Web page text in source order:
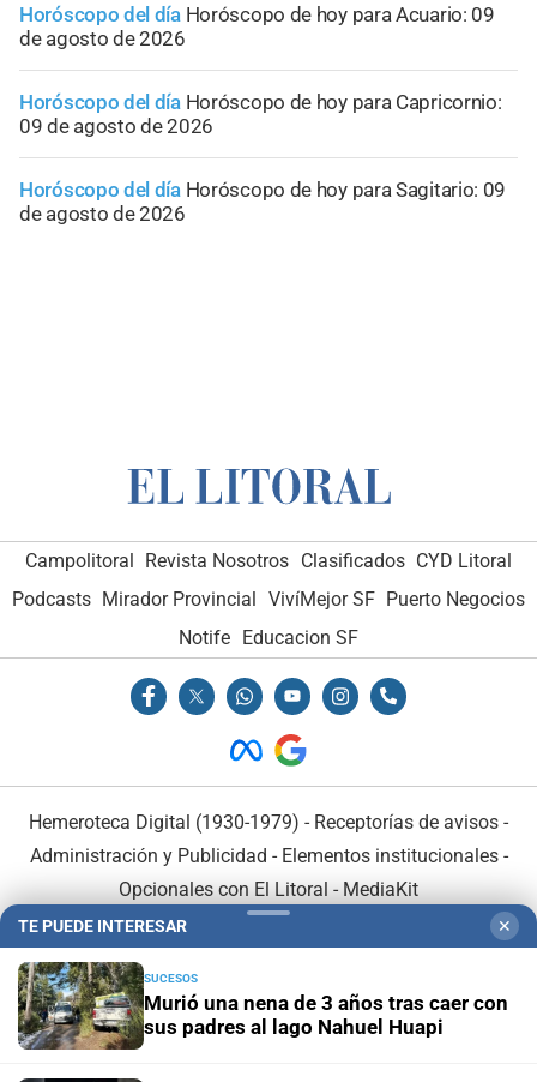
Horóscopo del día Horóscopo de hoy para Acuario: 09
de agosto de 2026
Horóscopo del día Horóscopo de hoy para Capricornio:
09 de agosto de 2026
Horóscopo del día Horóscopo de hoy para Sagitario: 09
de agosto de 2026
Campolitoral Revista Nosotros Clasificados CYD Litoral
Podcasts Mirador Provincial VivíMejor SF Puerto Negocios
Notife
Educacion SF
Hemeroteca Digital (1930-1979) - Receptorías de avisos -
Administración y Publicidad - Elementos institucionales-
Opcionales con El Litoral - MediaKit
TE PUEDE INTERESAR ✕
SUCESOS
Murió una nena de 3 años tras caer con
sus padres al lago Nahuel Huapi